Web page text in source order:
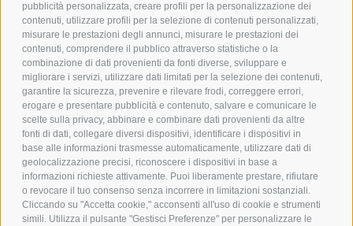
pubblicità personalizzata, creare profili per la personalizzazione dei
contenuti, utilizzare profili per la selezione di contenuti personalizzati,
misurare le prestazioni degli annunci, misurare le prestazioni dei
contenuti, comprendere il pubblico attraverso statistiche o la
combinazione di dati provenienti da fonti diverse, sviluppare e
migliorare i servizi, utilizzare dati limitati per la selezione dei contenuti,
garantire la sicurezza, prevenire e rilevare frodi, correggere errori,
erogare e presentare pubblicità e contenuto, salvare e comunicare le
scelte sulla privacy, abbinare e combinare dati provenienti da altre
fonti di dati, collegare diversi dispositivi, identificare i dispositivi in
base alle informazioni trasmesse automaticamente, utilizzare dati di
geolocalizzazione precisi, riconoscere i dispositivi in base a
informazioni richieste attivamente. Puoi liberamente prestare, rifiutare
o revocare il tuo consenso senza incorrere in limitazioni sostanziali.
Cliccando su "Accetta cookie," acconsenti all'uso di cookie e strumenti
simili. Utilizza il pulsante "Gestisci Preferenze" per personalizzare le
COOKIE POLICY
PAGAMENTI SICURI
AZIENDA
CHI SIAMO
MARCHI TRATTATI
CONDOMINI